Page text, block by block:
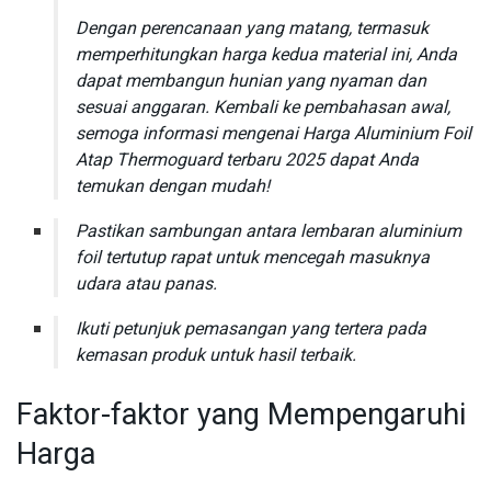
Dengan perencanaan yang matang, termasuk
memperhitungkan harga kedua material ini, Anda
dapat membangun hunian yang nyaman dan
sesuai anggaran. Kembali ke pembahasan awal,
semoga informasi mengenai Harga Aluminium Foil
Atap Thermoguard terbaru 2025 dapat Anda
temukan dengan mudah!
Pastikan sambungan antara lembaran aluminium
foil tertutup rapat untuk mencegah masuknya
udara atau panas.
Ikuti petunjuk pemasangan yang tertera pada
kemasan produk untuk hasil terbaik.
Faktor-faktor yang Mempengaruhi
Harga